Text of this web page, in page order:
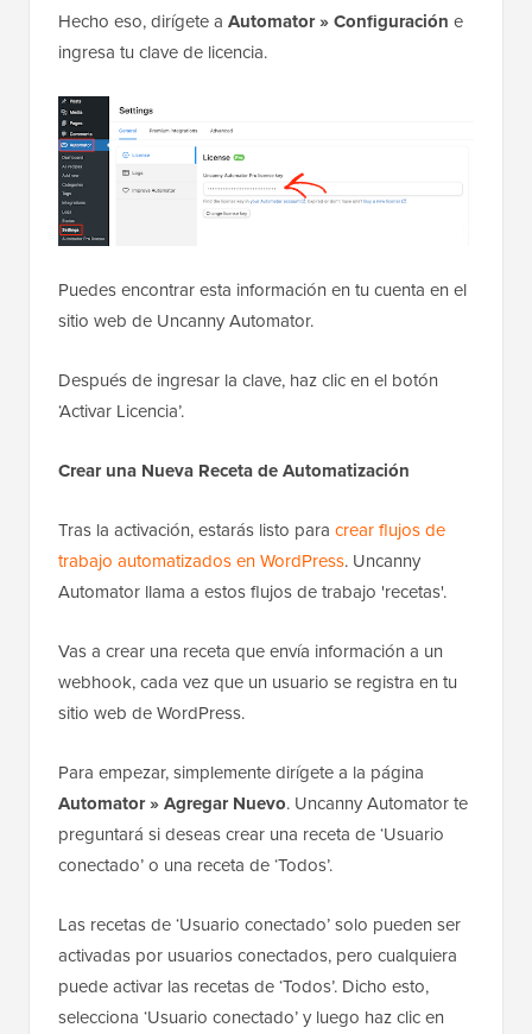
Hecho eso, dirígete a Automator » Configuración e
ingresa tu clave de licencia.
Puedes encontrar esta información en tu cuenta en el
sitio web de Uncanny Automator.
Después de ingresar la clave, haz clic en el botón
‘Activar Licencia’.
Crear una Nueva Receta de Automatización
Tras la activación, estarás listo para crear flujos de
trabajo automatizados en WordPress. Uncanny
Automator llama a estos flujos de trabajo 'recetas'.
Vas a crear una receta que envía información a un
webhook, cada vez que un usuario se registra en tu
sitio web de WordPress.
Para empezar, simplemente dirígete a la página
Automator » Agregar Nuevo. Uncanny Automator te
preguntará si deseas crear una receta de ‘Usuario
conectado’ o una receta de ‘Todos’.
Las recetas de ‘Usuario conectado’ solo pueden ser
activadas por usuarios conectados, pero cualquiera
puede activar las recetas de ‘Todos’. Dicho esto,
selecciona ‘Usuario conectado’ y luego haz clic en